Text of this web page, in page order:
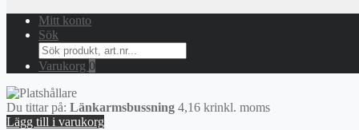
Mitt konto
Sök
Search
for:
Varukorg 0
Du tittar på: Länkarmsbussning 4,16 krinkl. moms
Lägg till i varukorg